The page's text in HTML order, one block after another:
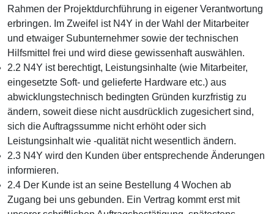
Rahmen der Projektdurchführung in eigener Verantwortung
erbringen. Im Zweifel ist N4Y in der Wahl der Mitarbeiter
und etwaiger Subunternehmer sowie der technischen
Hilfsmittel frei und wird diese gewissenhaft auswählen.
2.2 N4Y ist berechtigt, Leistungsinhalte (wie Mitarbeiter,
eingesetzte Soft- und gelieferte Hardware etc.) aus
abwicklungstechnisch bedingten Gründen kurzfristig zu
ändern, soweit diese nicht ausdrücklich zugesichert sind,
sich die Auftragssumme nicht erhöht oder sich
Leistungsinhalt wie -qualität nicht wesentlich ändern.
2.3 N4Y wird den Kunden über entsprechende Änderungen
informieren.
2.4 Der Kunde ist an seine Bestellung 4 Wochen ab
Zugang bei uns gebunden. Ein Vertrag kommt erst mit